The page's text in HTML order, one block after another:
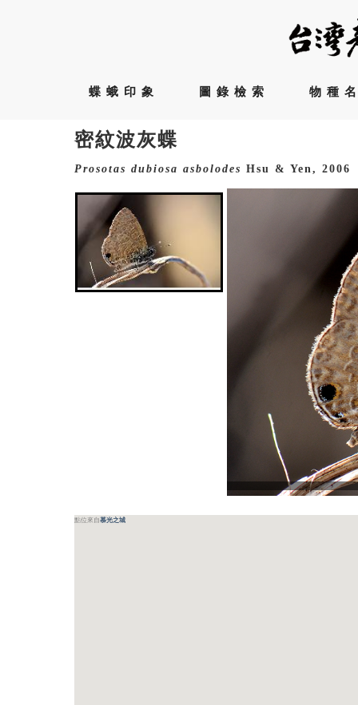
蝶蛾印象 圖錄檢索 物種
密紋波灰蝶
Prosotas dubiosa asbolodes Hsu & Yen, 2006
點位來自慕光之城